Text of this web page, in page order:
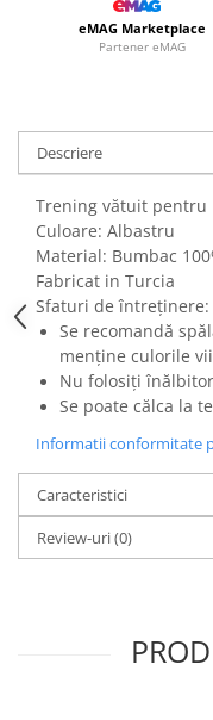
eMAG Marketplace
Partener eMAG
Descriere
Trening vătuit pentru
Culoare: Albastru
Material: Bumbac
Fabricat in Turcia
Sfaturi de întreținere:
Se recomandă
menține culorile
Nu folosiți înălbitor
Se poate călca la
Informatii conformitate
Caracteristici
Review-uri(0)